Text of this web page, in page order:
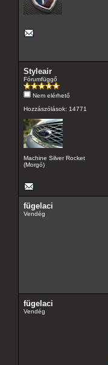
Styleair
Fórumfüggő
Nem elérhető
Hozzászólások: 14771
Machine Silver Rocket
(Morgó)
fügelaci
Vendég
fügelaci
Vendég